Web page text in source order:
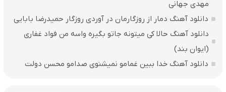
مهدی جهانی
دانلود آهنگ دمار از روزگارمان در آوردی روزگار حمیدرضا بابایی
دانلود آهنگ حالا کی میتونه جاتو بگیره واسه من فواد غفاری
(ایوان بند)
دانلود آهنگ خدا ببین غمامو نمیشنوی صدامو محسن دولت